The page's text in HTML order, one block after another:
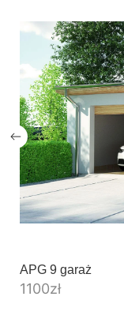
APG 9 garaż
1100zł